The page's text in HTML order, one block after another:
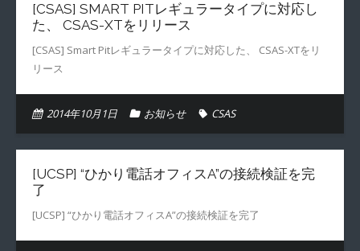
[CSAS] SMART PITレギュラータイプに対応し
た、 CSAS-XTをリリース
[CSAS] Smart Pitレギュラータイプに対応した、 CSAS-XTをリ
リース
2014年10月1日 お知らせ CSAS
[UCSP] “ひかり電話オフィスA”の接続検証を完
了
[UCSP] “ひかり電話オフィスA”の接続検証を完了